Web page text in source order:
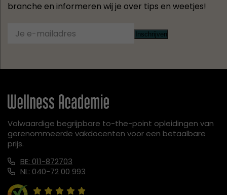
branche en informeren wij je over tips en weetjes!
Inschrijven
Volwaardige begrijpbare to-the-point opleidingen van
gerenommeerde vakdocenten voor een betaalbare
prijs.
BE: 011-872703
NL: 040-72 00 993